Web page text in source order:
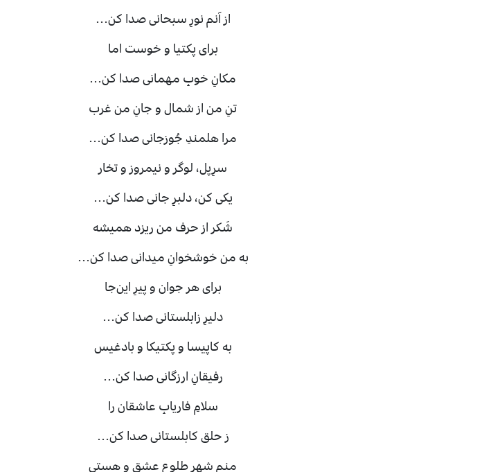
از آنم نورِ سبحانی صدا کن…
برای پکتیا و خوست اما
مکانِ خوبِ مهمانی صدا کن…
تنِ من از شمال و جانِ من غرب
مرا هلمندِ جُوزجانی صدا کن…
سرِپل، لوگر و نیمروز و تخار
یکی کن، دلبرِ جانی صدا کن…
شَکر از حرف من ریزد همیشه
به من خوشخوانِ میدانی صدا کن…
برای هر جوان و پیرِ این‌جا
دلیرِ زابلستانی صدا کن…
به کاپیسا و پکتیکا و بادغیس
رفیقانِ ارزگانی صدا کن…
سلامِ فاریابِ عاشقان را
ز حلق کابلستانی صدا کن…
منم شهرِ طلوعِ عشق و هستی